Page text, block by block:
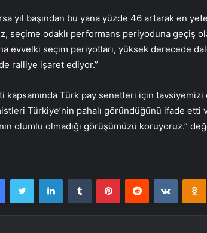
yıl başından bu yana yüzde 46 artarak en
seçime odaklı performans periyoduna geçiş
evvelki seçim periyotları, yüksek derecede
ralliye işaret ediyor.”
kapsamında Türk pay senetleri için
Türkiye’nin pahalı göründüğünü ifade etti
olumlu olmadığı görüşümüzü koruyoruz.”
FacebookTwitter LinkedInTumblr PinterestReddit